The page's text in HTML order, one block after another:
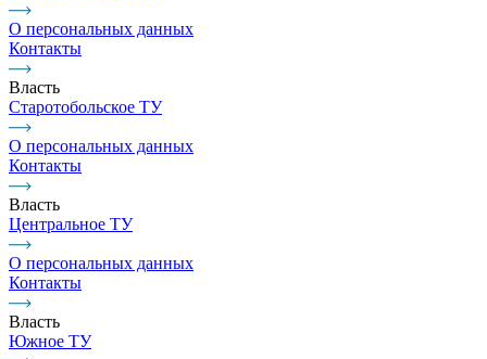
О персональных данных
Контакты
Власть
Старотобольское ТУ
О персональных данных
Контакты
Власть
Центральное ТУ
О персональных данных
Контакты
Власть
Южное ТУ